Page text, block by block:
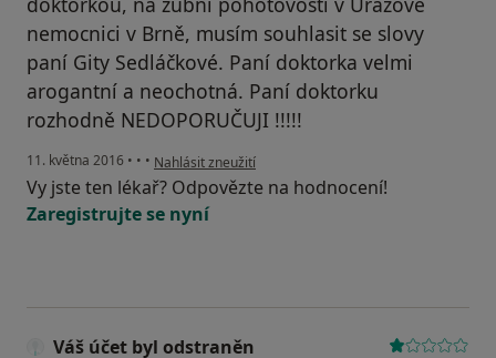
nemocnici v Brně, musím souhlasit se slovy
paní Gity Sedláčkové. Paní doktorka velmi
arogantní a neochotná. Paní doktorku
rozhodně NEDOPORUČUJI !!!!!
11. května 2016 • • • podle názoru uživatele Váš účet byl odstraněn
Nahlásit zneužití
Vy jste ten lékař? Odpovězte na hodnocení!
Zaregistrujte se nyní
Váš účet byl odstraněn